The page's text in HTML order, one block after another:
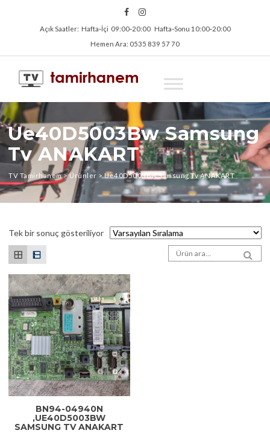
Açık Saatler: Hafta‑İçi 09:00‑20:00 Hafta‑Sonu 10:00‑20:00
Hemen Ara: 0535 839 57 70
Ue40D5003Bw Samsung
Tv ANAKART
TV Tamirhanem>Ürünler >Ue40D5003Bw Samsung Tv ANAKART
Tek bir sonuç gösteriliyor
Arama sonuçları:
BN94-04940N
,UE40D5003BW
SAMSUNG TV ANAKART